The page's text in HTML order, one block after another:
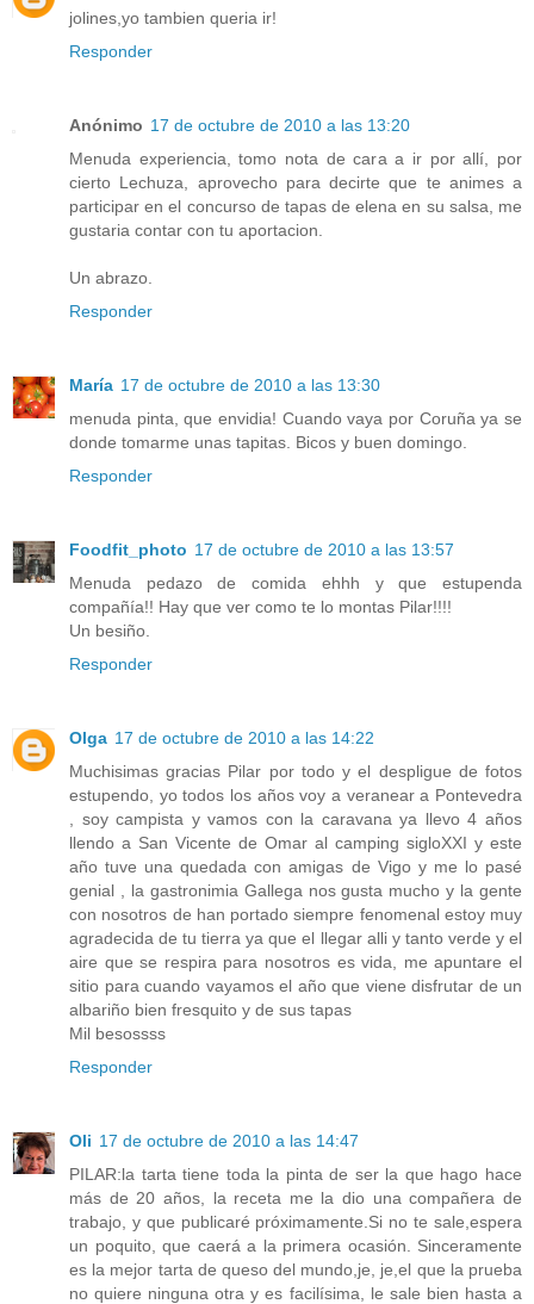
jolines,yo tambien queria ir!
Responder
Anónimo 17 de octubre de 2010 a las 13:20
Menuda experiencia, tomo nota de cara a ir por allí, por
cierto Lechuza, aprovecho para decirte que te animes a
participar en el concurso de tapas de elena en su salsa, me
gustaria contar con tu aportacion.
Un abrazo.
Responder
María 17 de octubre de 2010 a las 13:30
menuda pinta, que envidia! Cuando vaya por Coruña ya se
donde tomarme unas tapitas. Bicos y buen domingo.
Responder
Foodfit_photo 17 de octubre de 2010 a las 13:57
Menuda pedazo de comida ehhh y que estupenda
compañía!! Hay que ver como te lo montas Pilar!!!!
Un besiño.
Responder
Olga 17 de octubre de 2010 a las 14:22
Muchisimas gracias Pilar por todo y el despligue de fotos
estupendo, yo todos los años voy a veranear a Pontevedra
, soy campista y vamos con la caravana ya llevo 4 años
llendo a San Vicente de Omar al camping sigloXXI y este
año tuve una quedada con amigas de Vigo y me lo pasé
genial , la gastronimia Gallega nos gusta mucho y la gente
con nosotros de han portado siempre fenomenal estoy muy
agradecida de tu tierra ya que el llegar alli y tanto verde y el
aire que se respira para nosotros es vida, me apuntare el
sitio para cuando vayamos el año que viene disfrutar de un
albariño bien fresquito y de sus tapas
Mil besossss
Responder
Oli 17 de octubre de 2010 a las 14:47
PILAR:la tarta tiene toda la pinta de ser la que hago hace
más de 20 años, la receta me la dio una compañera de
trabajo, y que publicaré próximamente.Si no te sale,espera
un poquito, que caerá a la primera ocasión. Sinceramente
es la mejor tarta de queso del mundo,je, je,el que la prueba
no quiere ninguna otra y es facilísima, le sale bien hasta a